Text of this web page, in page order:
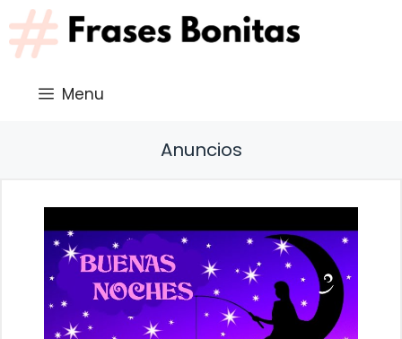
Saltar
al
contenido
Menu
Anuncios